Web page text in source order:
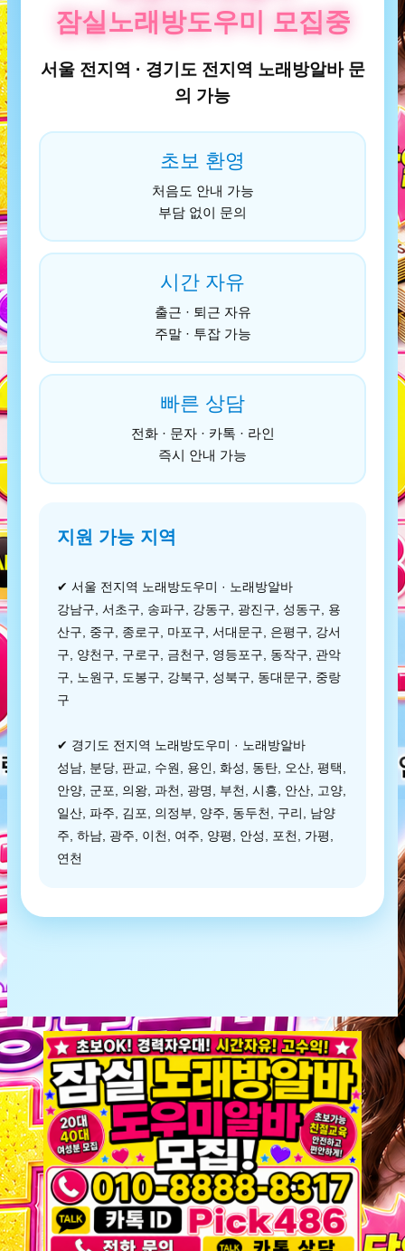
잠실노래방도우미 모집중
서울 전지역 · 경기도 전지역 노래방알바 문
의 가능
초보 환영
처음도 안내 가능
부담 없이 문의
시간 자유
출근 · 퇴근 자유
주말 · 투잡 가능
빠른 상담
전화 · 문자 · 카톡 · 라인
즉시 안내 가능
지원 가능 지역
✔ 서울 전지역 노래방도우미 · 노래방알바
강남구, 서초구, 송파구, 강동구, 광진구, 성동구, 용
산구, 중구, 종로구, 마포구, 서대문구, 은평구, 강서
구, 양천구, 구로구, 금천구, 영등포구, 동작구, 관악
구, 노원구, 도봉구, 강북구, 성북구, 동대문구, 중랑
구
✔ 경기도 전지역 노래방도우미 · 노래방알바
성남, 분당, 판교, 수원, 용인, 화성, 동탄, 오산, 평택,
안양, 군포, 의왕, 과천, 광명, 부천, 시흥, 안산, 고양,
일산, 파주, 김포, 의정부, 양주, 동두천, 구리, 남양
주, 하남, 광주, 이천, 여주, 양평, 안성, 포천, 가평,
연천